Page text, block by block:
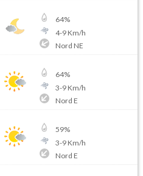
64%
4-9Km/h
Nord NE
64%
3-9Km/h
Nord E
59%
3-9Km/h
Nord E